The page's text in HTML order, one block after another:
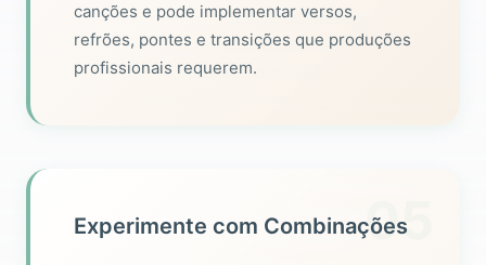
canções e pode implementar versos,
refrões, pontes e transições que produções
profissionais requerem.
05
Experimente com Combinações